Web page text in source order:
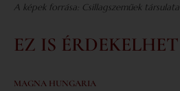
A képek forrása: Csillagszeműek társulata
EZ IS ÉRDEKELHET
MAGNA HUNGARIA